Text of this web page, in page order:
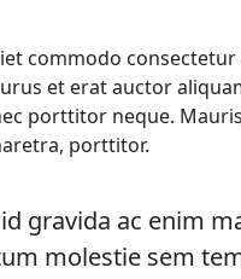
commodo
et erat auctor
porttitor neque.
porttitor.
gravida ac enim
molestie sem